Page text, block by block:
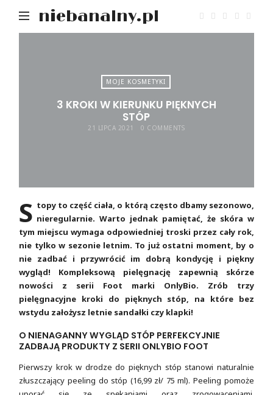
niebanalny.pl
MOJE KOSMETYKI
3 KROKI W KIERUNKU PIĘKNYCH
STÓP
21 LIPCA 2021 0 COMMENTS
S topy to część ciała, o którą często dbamy sezonowo,
nieregularnie. Warto jednak pamiętać, że skóra w
tym miejscu wymaga odpowiedniej troski przez cały rok,
nie tylko w sezonie letnim. To już ostatni moment, by o
nie zadbać i przywrócić im dobrą kondycję i piękny
wygląd! Kompleksową pielęgnację zapewnią skórze
nowości z serii Foot marki OnlyBio. Zrób trzy
pielęgnacyjne kroki do pięknych stóp, na które bez
wstydu założysz letnie sandałki czy klapki!
O NIENAGANNY WYGLĄD STÓP PERFEKCYJNIE
ZADBAJĄ PRODUKTY Z SERII ONLYBIO FOOT
Pierwszy krok w drodze do pięknych stóp stanowi naturalnie
złuszczający peeling do stóp (16,99 zł/ 75 ml). Peeling pomoże